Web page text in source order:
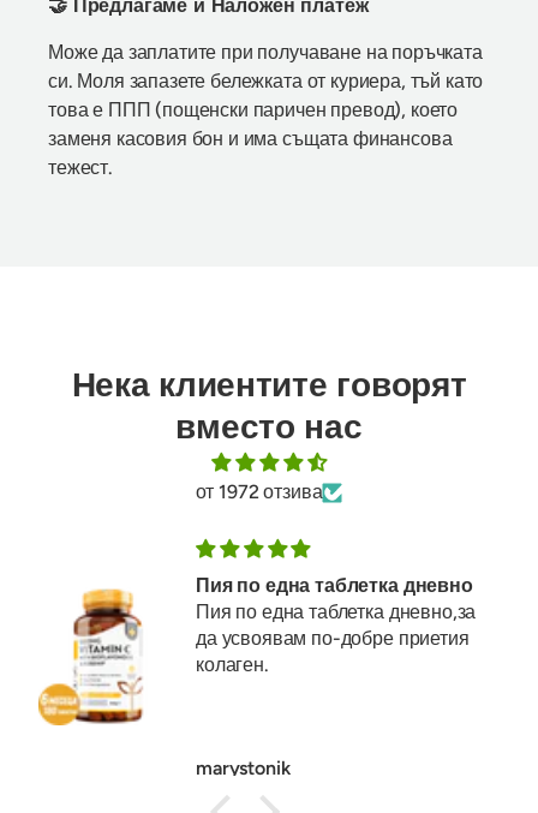
🤝 Предлагаме и Наложен платеж
Може да заплатите при получаване на поръчката
си. Моля запазете бележката от куриера, тъй като
това е ППП (пощенски паричен превод), което
заменя касовия бон и има същата финансова
тежест.
Нека клиентите говорят
вместо нас
от 1972 отзива
Пия по една таблетка дневно
Пия по една таблетка дневно,за
да усвоявам по-добре приетия
колаген.
marystonik